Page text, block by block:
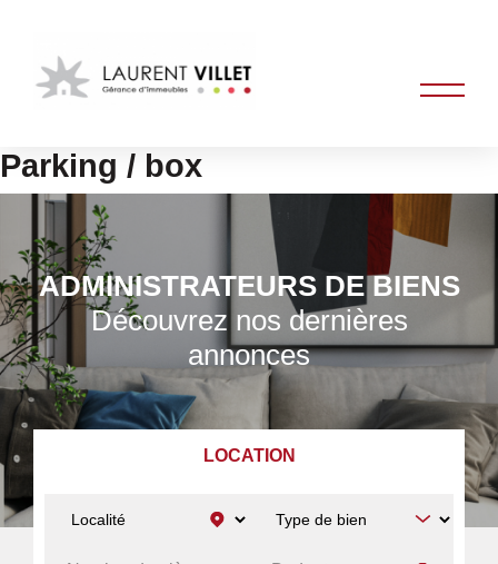
Parking / box
ADMINISTRATEURS DE BIENS
Découvrez nos dernières
annonces
LOCATION